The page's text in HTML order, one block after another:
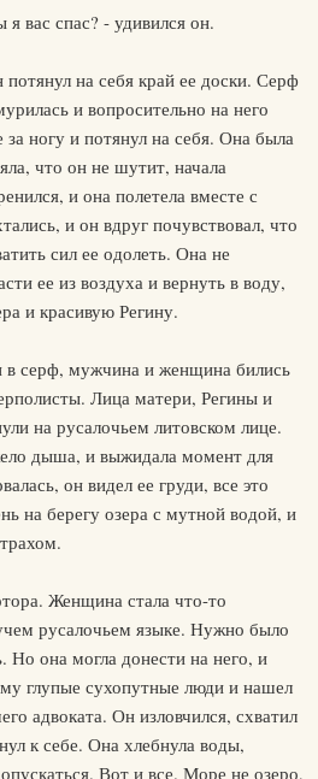
вас спас? - удивился он.
потянул на себя край ее доски. Серф
и вопросительно на него
ногу и потянул на себя. Она была
что он не шутит, начала
и она полетела вместе с
и он вдруг почувствовал, что
сил ее одолеть. Она не
ее из воздуха и вернуть в воду,
и красивую Регину.
в серф, мужчина и женщина бились
Лица матери, Регины и
на русалочьем литовском лице.
дыша, и выжидала момент для
он видел ее груди, все это
на берегу озера с мутной водой, и
Женщина стала что-то
русалочьем языке. Нужно было
Но она могла донести на него, и
глупые сухопутные люди и нашел
адвоката. Он изловчился, схватил
к себе. Она хлебнула воды,
Вот и все. Море не озеро,